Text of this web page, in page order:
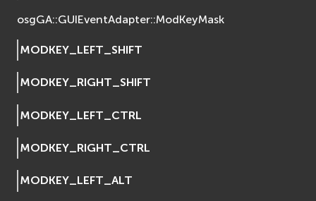
EVosgHMD
EVosgUtil
osg
osgDB
osgGA::GUIEventAdapter::ModKeyMask
MODKEY_LEFT_SHIFT
MODKEY_RIGHT_SHIFT
MODKEY_LEFT_CTRL
MODKEY_RIGHT_CTRL
MODKEY_LEFT_ALT